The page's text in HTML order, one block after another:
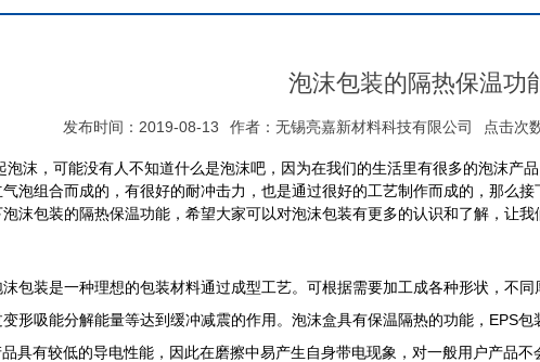
泡沫包装的隔热保温功
发布时间：2019-08-13 作者：无锡亮嘉新材料科技有限公司 点击次
沫，可能没有人不知道什么是泡沫吧，因为在我们的生活里有很多的泡沫产
气泡组合而成的，有很好的耐冲击力，也是通过很好的工艺制作而成的，那么
沫包装的隔热保温功能，希望大家可以对泡沫包装有更多的认识和了解，让
装是一种理想的包装材料通过成型工艺。可根据需要加工成各种形状，不同
形吸能分解能量等达到缓冲减震的作用。泡沫盒具有保温隔热的功能，EPS
品具有较低的导电性能，因此在磨擦中易产生自身带电现象，对一般用户产品